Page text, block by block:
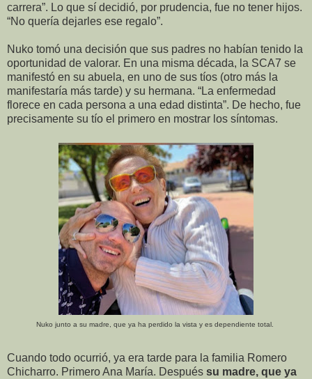
carrera”. Lo que sí decidió, por prudencia, fue no tener hijos.
“No quería dejarles ese regalo”.
Nuko tomó una decisión que sus padres no habían tenido la
oportunidad de valorar. En una misma década, la SCA7 se
manifestó en su abuela, en uno de sus tíos (otro más la
manifestaría más tarde) y su hermana. “La enfermedad
florece en cada persona a una edad distinta”. De hecho, fue
precisamente su tío el primero en mostrar los síntomas.
Nuko junto a su madre, que ya ha perdido la vista y es dependiente total.
Cuando todo ocurrió, ya era tarde para la familia Romero
Chicharro. Primero Ana María. Después su madre, que ya